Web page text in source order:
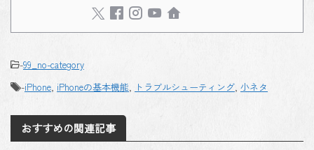
-99_no-category
-iPhone, iPhoneの基本機能, トラブルシューティング, 小ネタ
おすすめの関連記事